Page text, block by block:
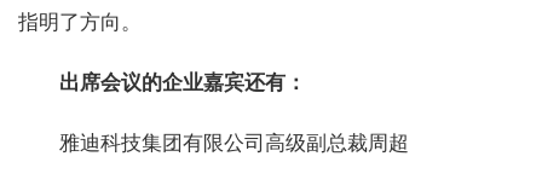
指明了方向。
出席会议的企业嘉宾还有：
雅迪科技集团有限公司高级副总裁周超